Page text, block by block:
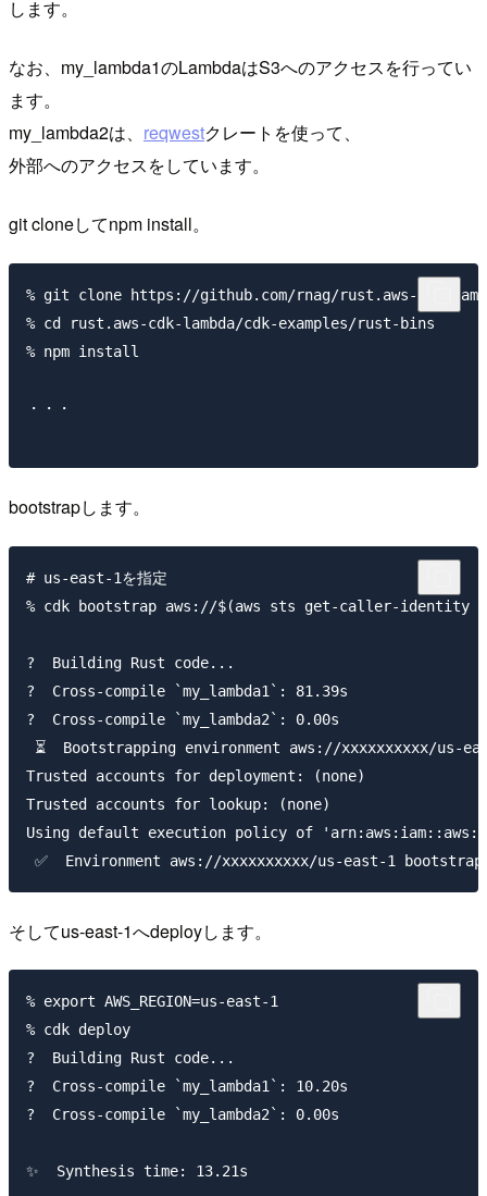
します。
なお、my_lambda1のLambdaはS3へのアクセスを行ってい
ます。
my_lambda2は、 reqwestクレートを使って、
外部へのアクセスをしています。
git cloneしてnpm install。
% git clone https://github.com/rnag/rust.aws-cdk-
% cd rust.aws-cdk-lambda/cdk-examples/rust-bins
% npm install
・・・
bootstrapします。
# us-east-1を指定
% cdk bootstrap aws://$(aws sts get-caller-identity
?  Building Rust code...
?  Cross-compile `my_lambda1`: 81.39s
?  Cross-compile `my_lambda2`: 0.00s
⏳  Bootstrapping environment aws://xxxxxxxxxx/us-
Trusted accounts for deployment: (none)
Trusted accounts for lookup: (none)
Using default execution policy of
そしてus-east-1へdeployします。
% export AWS_REGION=us-east-1
% cdk deploy
?  Building Rust code...
?  Cross-compile `my_lambda1`: 10.20s
?  Cross-compile `my_lambda2`: 0.00s
✨  Synthesis time: 13.21s